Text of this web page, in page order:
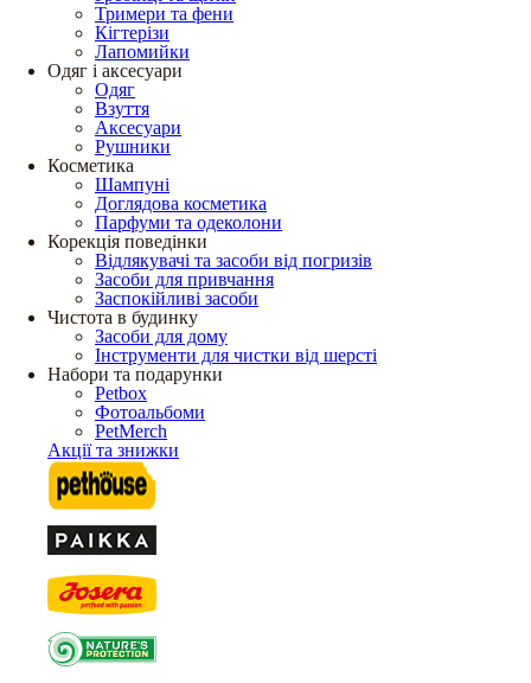
Тримери та фени
Кігтерізи
Лапомийки
Одяг і аксесуари
Одяг
Взуття
Аксесуари
Рушники
Косметика
Шампуні
Доглядова косметика
Парфуми та одеколони
Корекція поведінки
Відлякувачі та засоби від погризів
Засоби для привчання
Заспокійливі засоби
Чистота в будинку
Засоби для дому
Інструменти для чистки від шерсті
Набори та подарунки
Petbox
Фотоальбоми
PetMerch
Акції та знижки